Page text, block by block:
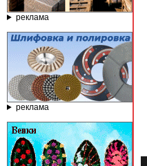
реклама
реклама